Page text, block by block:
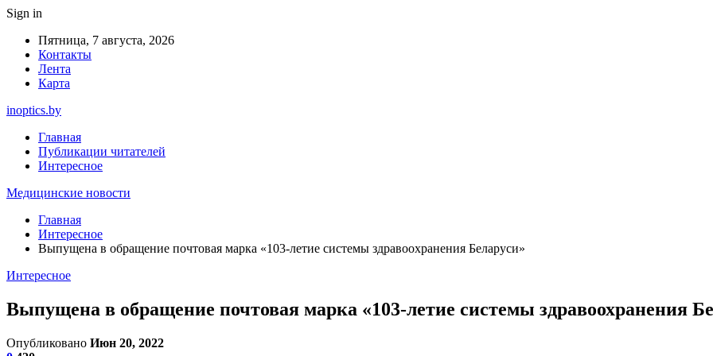
Sign in
Пятница, 7 августа, 2026
Контакты
Лента
Карта
inoptics.by
Главная
Публикации читателей
Интересное
Медицинские новости
Главная
Интересное
Выпущена в обращение почтовая марка «103-летие системы здравоохранения Беларуси»
Интересное
Выпущена в обращение почтовая марка «103-летие системы здравоохранения
Опубликовано Июн 20, 2022